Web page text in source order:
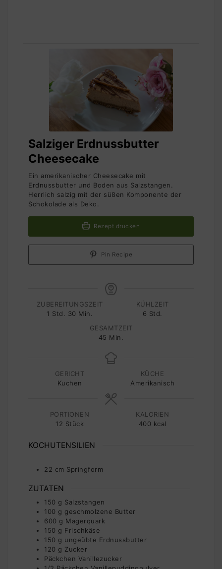
Salziger Erdnussbutter
Cheesecake
Ein amerikanischer Cheesecake mit
Erdnussbutter und Boden aus Salzstangen.
Herrlich salzig mit der süßen Komponente der
Schokolade als Deko.
Rezept drucken
Pin Recipe
ZUBEREITUNGSZEIT
1 Stunde
Std. 30 Minuten
Min.
KÜHLZEIT
6 Stunden
Std.
GESAMTZEIT
45 Minuten
Min.
GERICHT
Kuchen
KÜCHE
Amerikanisch
PORTIONEN
12 Stück
KALORIEN
400 kcal
KOCHUTENSILIEN
22 cm Springform
ZUTATEN
150 g Salzstangen
100 g geschmolzene Butter
600 g Magerquark
150 g Frischkäse
150 g ungeübte Erdnussbutter
120 g Zucker
Päckchen Vanillezucker